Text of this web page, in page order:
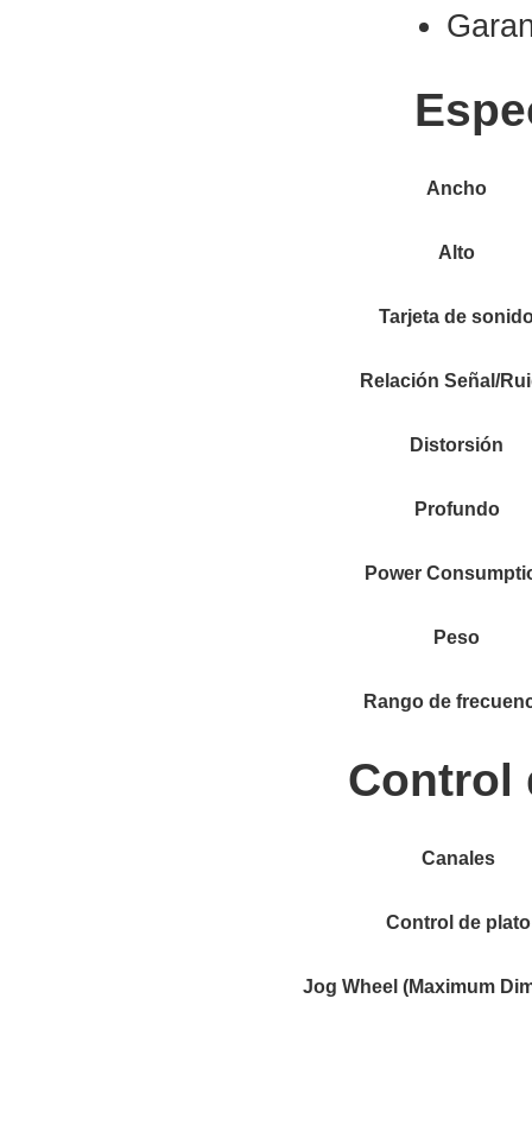
Ancho
Alto
Tarjeta de
Relación Señal/
Distorsión
Profundo
Power
Peso
Rango de
Control
Canales
Control de plato
Jog Wheel (Maximum